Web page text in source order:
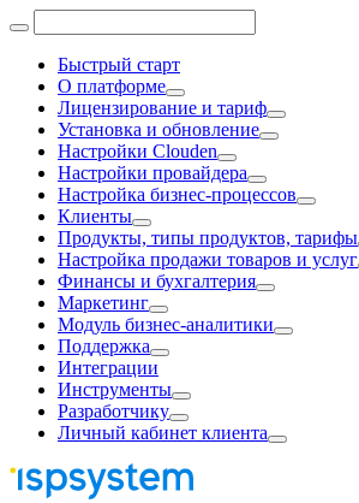
Быстрый старт
О платформе
Лицензирование и тариф
Установка и обновление
Настройки Clouden
Настройки провайдера
Настройка бизнес-процессов
Клиенты
Продукты, типы продуктов, тарифы
Настройка продажи товаров и услуг
Финансы и бухгалтерия
Маркетинг
Модуль бизнес-аналитики
Поддержка
Интеграции
Инструменты
Разработчику
Личный кабинет клиента